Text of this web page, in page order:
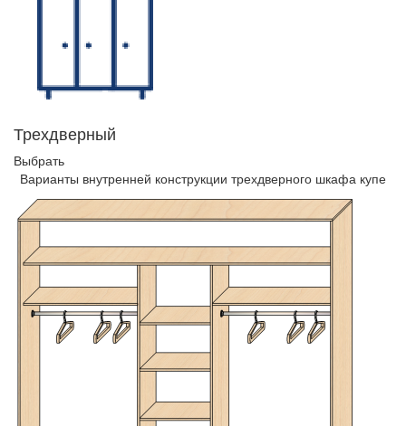
Трехдверный
Выбрать
Варианты внутренней конструкции трехдверного шкафа купе